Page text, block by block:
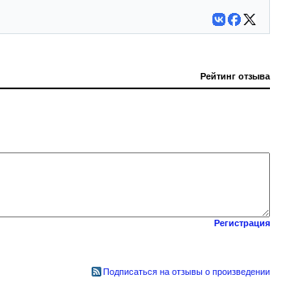
Рейтинг отзыва
Регистрация
Подписаться на отзывы о произведении